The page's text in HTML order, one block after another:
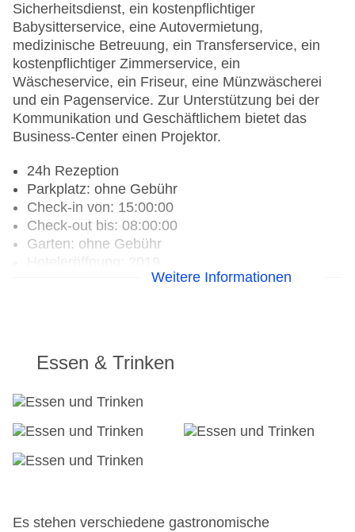
Sicherheitsdienst, ein kostenpflichtiger
Babysitterservice, eine Autovermietung,
medizinische Betreuung, ein Transferservice, ein
kostenpflichtiger Zimmerservice, ein
Wäscheservice, ein Friseur, eine Münzwäscherei
und ein Pagenservice. Zur Unterstützung bei der
Kommunikation und Geschäftlichem bietet das
Business-Center einen Projektor.
24h Rezeption
Parkplatz: ohne Gebühr
Check-in von: 15:00:00
Check-out bis: 08:00:00
Garten: ohne Gebühr
Hoteleröffnung: 2019
Hotelsafe: ohne Gebühr
Zimmerservice: gegen Gebühr
Sonnenterrasse: ohne Gebühr
Gesamtanzahl der Zimmer: 160
Pools:Kinderbecken, Aquapark, Outdoor Pool,
am Pool: ohne Gebühr, Handtücher: ohne
Landeskategorie: 4 Sterne
Weitere Informationen
Essen & Trinken
Es stehen verschiedene gastronomische